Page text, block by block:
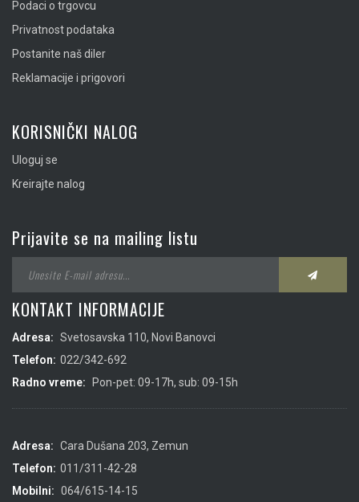
Podaci o trgovcu
Privatnost podataka
Postanite naš diler
Reklamacije i prigovori
KORISNIČKI NALOG
Uloguj se
Kreirajte nalog
Prijavite se na mailing listu
KONTAKT INFORMACIJE
Adresa: Svetosavska 110, Novi Banovci
Telefon: 022/342-692
Radno vreme:
Pon-pet: 09-17h, sub: 09-15h
Adresa: Cara Dušana 203, Zemun
Telefon: 011/311-42-28
Mobilni: 064/615-14-15